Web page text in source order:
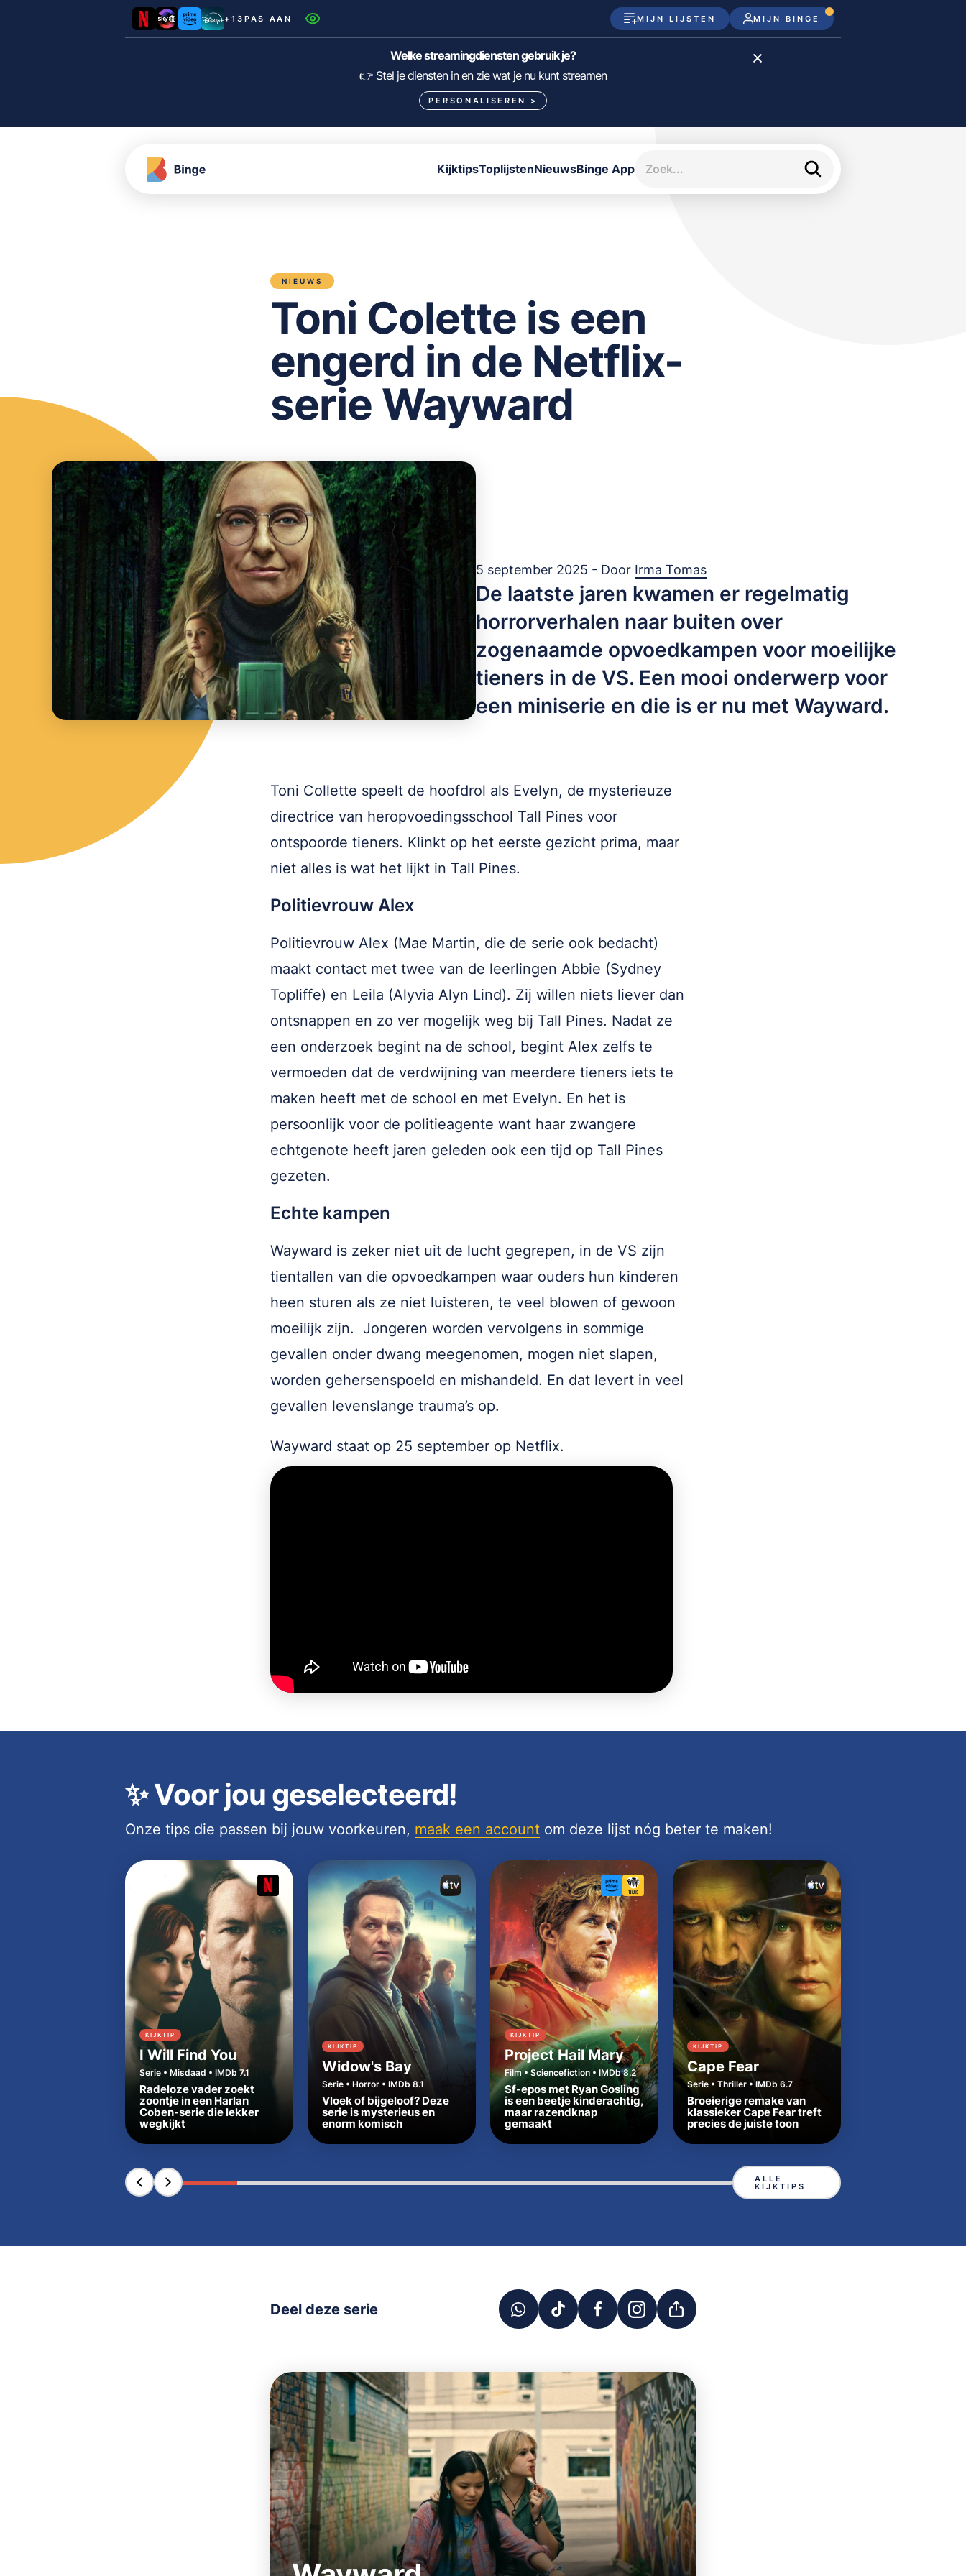
+13 PAS AAN MIJN LIJSTEN MIJN BINGE
Netflix SkyShowtime Prime Video Disney+
HBO Max NPO Start
Pathé Thuis
Welke streamingdiensten gebruik je?
👉 Stel je diensten in en zie wat je nu kunt streamen
PERSONALISEREN >
KijktipsToplijstenNieuwsBinge App
NIEUWS
Toni Colette is een
engerd in de Netflix-
serie Wayward
5 september 2025 - Door Irma Tomas
De laatste jaren kwamen er regelmatig
horrorverhalen naar buiten over
zogenaamde opvoedkampen voor moeilijke
tieners in de VS. Een mooi onderwerp voor
een miniserie en die is er nu met Wayward.
Toni Collette speelt de hoofdrol als Evelyn, de mysterieuze
directrice van heropvoedingsschool Tall Pines voor
ontspoorde tieners. Klinkt op het eerste gezicht prima, maar
niet alles is wat het lijkt in Tall Pines.
Politievrouw Alex
Politievrouw Alex (Mae Martin, die de serie ook bedacht)
maakt contact met twee van de leerlingen Abbie (Sydney
Topliffe) en Leila (Alyvia Alyn Lind). Zij willen niets liever dan
ontsnappen en zo ver mogelijk weg bij Tall Pines. Nadat ze
een onderzoek begint na de school, begint Alex zelfs te
vermoeden dat de verdwijning van meerdere tieners iets te
maken heeft met de school en met Evelyn. En het is
persoonlijk voor de politieagente want haar zwangere
echtgenote heeft jaren geleden ook een tijd op Tall Pines
gezeten.
Echte kampen
Wayward is zeker niet uit de lucht gegrepen, in de VS zijn
tientallen van die opvoedkampen waar ouders hun kinderen
heen sturen als ze niet luisteren, te veel blowen of gewoon
moeilijk zijn. Jongeren worden vervolgens in sommige
gevallen onder dwang meegenomen, mogen niet slapen,
worden gehersenspoeld en mishandeld. En dat levert in veel
gevallen levenslange trauma’s op.
Wayward staat op 25 september op Netflix.
✨Voor jou geselecteerd!
Onze tips die passen bij jouw voorkeuren, maak een account om deze lijst nóg beter te maken!
KIJKTIP
I Will Find You
Serie • Misdaad • IMDb 7.1
Radeloze vader zoekt
zoontje in een Harlan
Coben-serie die lekker
wegkijkt
KIJKTIP
Widow's Bay
Serie • Horror • IMDb 8.1
Vloek of bijgeloof? Deze
serie is mysterieus en
enorm komisch
KIJKTIP
Project Hail Mary
Film • Sciencefiction • IMDb 8.2
Sf-epos met Ryan Gosling
is een beetje kinderachtig,
maar razendknap
gemaakt
KIJKTIP
Cape Fear
Serie • Thriller • IMDb 6.7
Broeierige remake van
klassieker Cape Fear treft
precies de juiste toon
ALLE
KIJKTIPS
Deel deze serie